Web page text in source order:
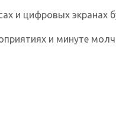
и цифровых
и минуте